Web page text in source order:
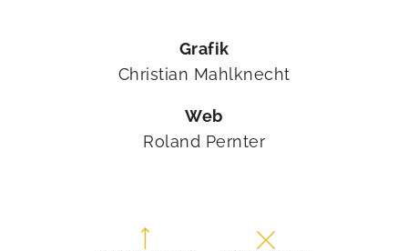
Grafik
Christian Mahlknecht
Web
Roland Pernter